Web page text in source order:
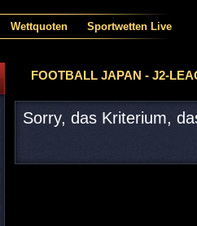
Wettquoten Sportwetten Live
FOOTBALL JAPAN - J2-
Sorry, das Kriterium,